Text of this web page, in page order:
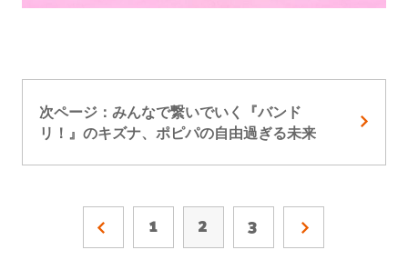
次ページ：みんなで繋いでいく『バンド
リ！』のキズナ、ポピパの自由過ぎる未来
1 2 3